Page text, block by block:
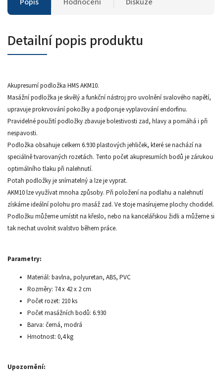
Detailní popis produktu
Akupresurní podložka HMS AKM10.
Masážní podložka je skvělý a funkční nástroj pro uvolnění svalového napětí,
upravuje prokrvování pokožky a podporuje vyplavování endorfinu.
Pravidelné použití podložky zbavuje bolestivosti zad, hlavy a pomáhá i při
nespavosti.
Podložka obsahuje celkem 6.930 plastových jehliček, které se nachází na
speciálně tvarovaných rozetách. Tento počet akupresurních bodů je zárukou
optimálního tlaku při nalehnutí.
Potah podložky je snímatelný a lze je vyprat.
AKM10 lze využívat mnoha způsoby. Při položení na podlahu a nalehnutí
získáme ideální polohu pro masáž zad. Ve stoje masírujeme plochy chodidel.
Podložku můžeme umístit na křeslo, nebo na kancelářskou židli a můžeme si
tak nechat uvolnit svalstvo během práce.
Parametry:
Materiál: bavlna, polyuretan, ABS, PVC
Rozměry: 74 x 42 x 2 cm
Počet rozet: 210 ks
Počet masážních bodů: 6.930
Barva: černá, modrá
Hmotnost: 0,4 kg
Upozornění: